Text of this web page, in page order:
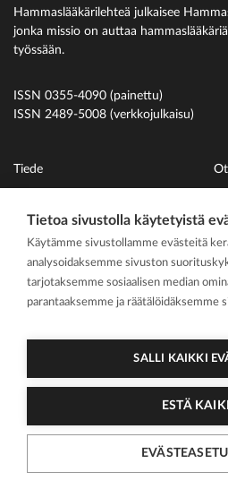
Hammaslääkärilehteä julkaisee
jonka missio on auttaa
työssään.
ISSN 0355-4090 (painettu)
ISSN 2489-5008 (verkkojulkaisu)
Tiede
Ihmiset
På svenska
Kirjoitusohjeet
Mediakortti
Hammaslääkärilehti
Tietoa sivustolla käytetyistä
Käytämme sivustollamme evästeitä
analysoidaksemme sivuston
tarjotaksemme sosiaalisen median
parantaaksemme ja räätälöidäksemme
SALLI KAIKKI
ESTÄ